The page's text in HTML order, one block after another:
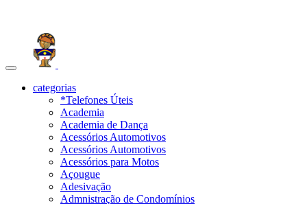
Toggle
navigationcategorias
*Telefones Úteis
Academia
Academia de Dança
Acessórios Automotivos
Acessórios Automotivos
Acessórios para Motos
Açougue
Adesivação
Admnistração de Condomínios